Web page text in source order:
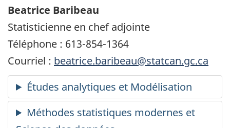
Beatrice Baribeau
Statisticienne en chef adjointe
Téléphone : 613-854-1364
Courriel : beatrice.baribeau@statcan.gc.ca